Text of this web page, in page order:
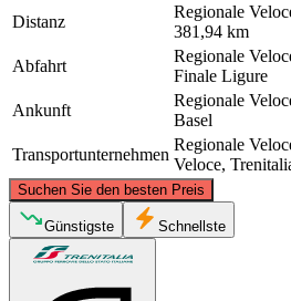
Distanz
Regionale
381,94 km
Abfahrt
Regionale
Finale Ligure
Ankunft
Regionale
Basel
Transportunternehmen
Regionale
Veloce,
Suchen Sie den besten Preis
Basel
©
Günstigste Schnellste